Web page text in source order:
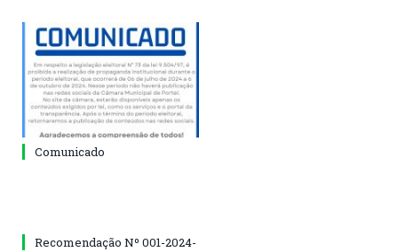
Comunicado
Recomendação Nº 001-2024-